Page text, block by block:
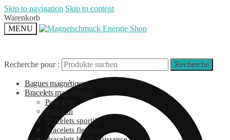
Skip to navigation Skip to content
Warenkorb
MENU
Recherche pour : Recherche
Bagues magnétiques
Bracelets magnétiques
Pour Elle
Pour Lui
Bracelets sportifs
Bracelets flexibles